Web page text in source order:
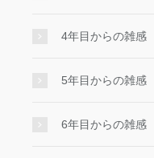
4年目からの雑感
5年目からの雑感
6年目からの雑感